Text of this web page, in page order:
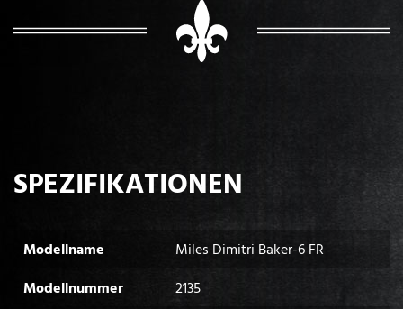
SPEZIFIKATIONEN
Modellname
Miles Dimitri Baker-6 FR
Modellnummer
2135